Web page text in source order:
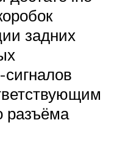
задних
разъёма